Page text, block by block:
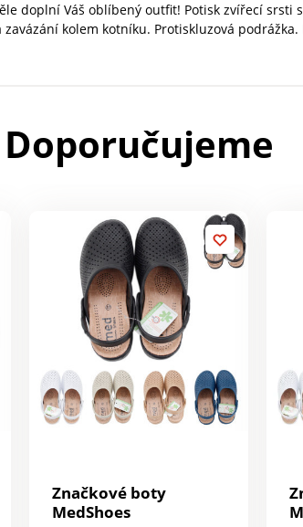
doplní Váš oblíbený outfit! Potisk zvířecí
kolem kotníku. Protiskluzová
Doporučujeme
Značkové boty
MedShoes